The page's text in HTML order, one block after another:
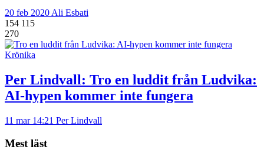
20 feb 2020 Ali Esbati
154 115
270
Krönika
Per Lindvall: Tro en luddit från Ludvika:
AI-hypen kommer inte fungera
11 mar 14:21 Per Lindvall
Mest läst